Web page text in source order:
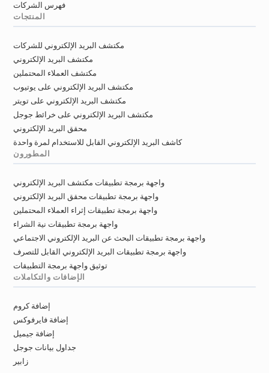
فهرس الشركات
المنتجات
مكتشف البريد الإلكتروني للشركات
مكتشف البريد الإلكتروني
مكتشف العملاء المحتملين
مكتشف البريد الإلكتروني على يوتيوب
مكتشف البريد الإلكتروني على تويتر
مكتشف البريد الإلكتروني على خرائط جوجل
محقق البريد الإلكتروني
كاشف البريد الإلكتروني القابل للاستخدام لمرة واحدة
المطورون
واجهة برمجة تطبيقات مكتشف البريد الإلكتروني
واجهة برمجة تطبيقات محقق البريد الإلكتروني
واجهة برمجة تطبيقات إثراء العملاء المحتملين
واجهة برمجة تطبيقات نية الشراء
واجهة برمجة تطبيقات البحث عن البريد الإلكتروني الاجتماعي
واجهة برمجة تطبيقات البريد الإلكتروني القابل للتصرف
توثيق واجهة برمجة التطبيقات
الإضافات والتكاملات
إضافة كروم
إضافة فايرفوكس
إضافة جيميل
جداول بيانات جوجل
زابير